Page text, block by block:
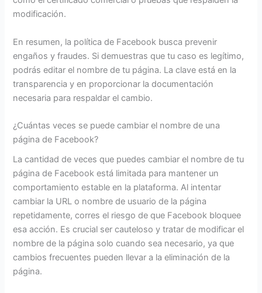
modificación.
En resumen, la política de Facebook busca prevenir
engaños y fraudes. Si demuestras que tu caso es legítimo,
podrás editar el nombre de tu página. La clave está en la
transparencia y en proporcionar la documentación
necesaria para respaldar el cambio.
¿Cuántas veces se puede cambiar el nombre de una
página de Facebook?
La cantidad de veces que puedes cambiar el nombre de tu
página de Facebook está limitada para mantener un
comportamiento estable en la plataforma. Al intentar
cambiar la URL o nombre de usuario de la página
repetidamente, corres el riesgo de que Facebook bloquee
esa acción. Es crucial ser cauteloso y tratar de modificar el
nombre de la página solo cuando sea necesario, ya que
cambios frecuentes pueden llevar a la eliminación de la
página.